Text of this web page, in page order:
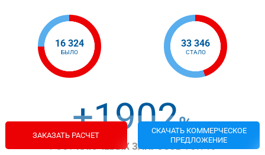
16 324
БЫЛО
33 346
СТАЛО
+1902%
РОСТКЛЮЧЕВЫХ ЗАПРОСОВТОП-10
ЗАКАЗАТЬ РАСЧЕТ
СКАЧАТЬ КОММЕРЧЕСКОЕ
ПРЕДЛОЖЕНИЕ